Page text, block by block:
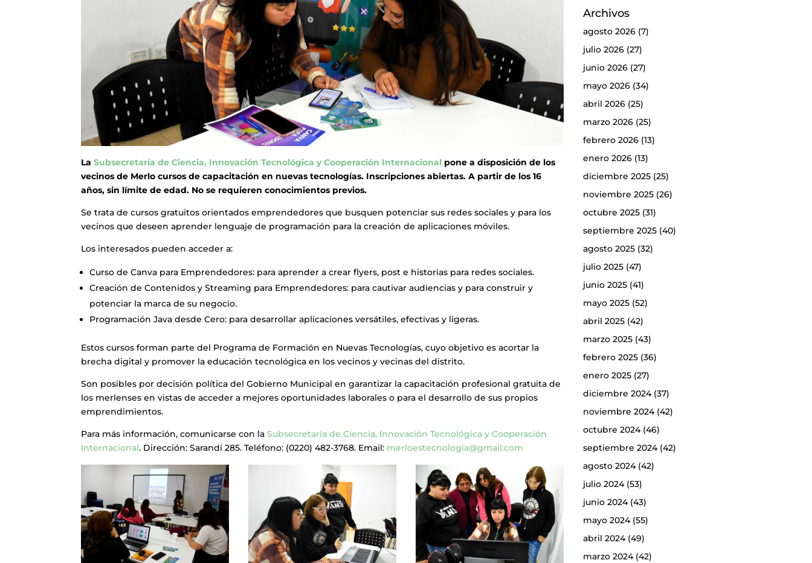
LaSubsecretaría de Ciencia, Innovación Tecnológica y Cooperación Internacional pone a disposición de los
vecinos de Merlo cursos de capacitación en nuevas tecnologías. Inscripciones abiertas. A partir de los 16
años, sin límite de edad. No se requieren conocimientos previos.
Se trata de cursos gratuitos orientados emprendedores que busquen potenciar sus redes sociales y para los
vecinos que deseen aprender lenguaje de programación para la creación de aplicaciones móviles.
Los interesados pueden acceder a:
Curso de Canva para Emprendedores: para aprender a crear flyers, post e historias para redes sociales.
Creación de Contenidos y Streaming para Emprendedores: para cautivar audiencias y para construir y
potenciar la marca de su negocio.
Programación Java desde Cero: para desarrollar aplicaciones versátiles, efectivas y ligeras.
Estos cursos forman parte del Programa de Formación en Nuevas Tecnologías, cuyo objetivo es acortar la
brecha digital y promover la educación tecnológica en los vecinos y vecinas del distrito.
Son posibles por decisión política del Gobierno Municipal en garantizar la capacitación profesional gratuita de
los merlenses en vistas de acceder a mejores oportunidades laborales o para el desarrollo de sus propios
emprendimientos.
Para más información, comunicarse con laSubsecretaría de Ciencia, Innovación Tecnológica y Cooperación
Internacional. Dirección: Sarandí 285. Teléfono: (0220) 482-3768. Email: merloestecnologia@gmail.com
Archivos
agosto 2026(7)
julio 2026(27)
junio 2026(27)
mayo 2026(34)
abril 2026(25)
marzo 2026(25)
febrero 2026(13)
enero 2026(13)
diciembre 2025(25)
noviembre 2025(26)
octubre 2025(31)
septiembre 2025(40)
agosto 2025(32)
julio 2025(47)
junio 2025(41)
mayo 2025(52)
abril 2025(42)
marzo 2025(43)
febrero 2025(36)
enero 2025(27)
diciembre 2024(37)
noviembre 2024(42)
octubre 2024(46)
septiembre 2024(42)
agosto 2024(42)
julio 2024(53)
junio 2024(43)
mayo 2024(55)
abril 2024(49)
marzo 2024(42)